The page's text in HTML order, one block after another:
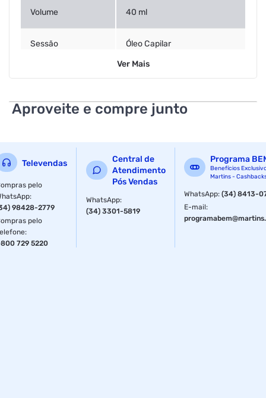
Volume 40 ml
Sessão
Óleo Capilar
Ver Mais
Aproveite e compre junto
Televendas
pelo
:
98428-2779
pelo
:
729 5220
Central de
Atendimento
Pós Vendas
WhatsApp:
(34) 3301-5819
Programa
Benefícios
Martins -
WhatsApp:(34) 8413-
E-mail: